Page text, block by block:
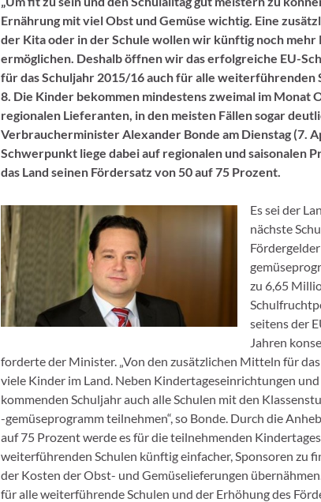
Ernährung mit viel Obst und Gemüse wichtig. Eine
der Kita oder in der Schule wollen wir künftig noch
ermöglichen. Deshalb öffnen wir das erfolgreiche EU-
für das Schuljahr 2015/16 auch für alle weiterführenden
8. Die Kinder bekommen mindestens zweimal im Monat
regionalen Lieferanten, in den meisten Fällen sogar
Verbraucherminister Alexander Bonde am Dienstag (7.
Schwerpunkt liege dabei auf regionalen und saisonalen
das Land seinen Fördersatz von 50 auf 75 Prozent.
Es sei der
nächste
zu 6,65
seitens der
Jahren
forderte der Minister. „Von den zusätzlichen Mitteln für
viele Kinder im Land. Neben Kindertageseinrichtungen
kommenden Schuljahr auch alle Schulen mit den
-gemüseprogramm teilnehmen“, so Bonde. Durch die
auf 75 Prozent werde es für die teilnehmenden
weiterführenden Schulen künftig einfacher, Sponsoren zu
der Kosten der Obst- und Gemüselieferungen
für alle weiterführende Schulen und der Erhöhung des